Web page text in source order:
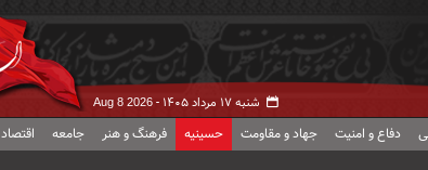
شنبه ۱۷ مرداد ۱۴۰۵ - Aug 8 2026
دفاع و امنیت جهاد و مقاومت حسینیه فرهنگ و هنر جامعه اقتصاد